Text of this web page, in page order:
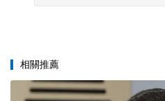
相關推薦